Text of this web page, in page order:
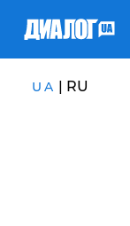
UA | RU